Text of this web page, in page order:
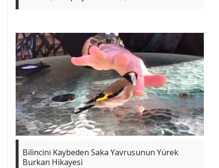
Bilincini Kaybeden Saka Yavrusunun Yürek
Burkan Hikayesi